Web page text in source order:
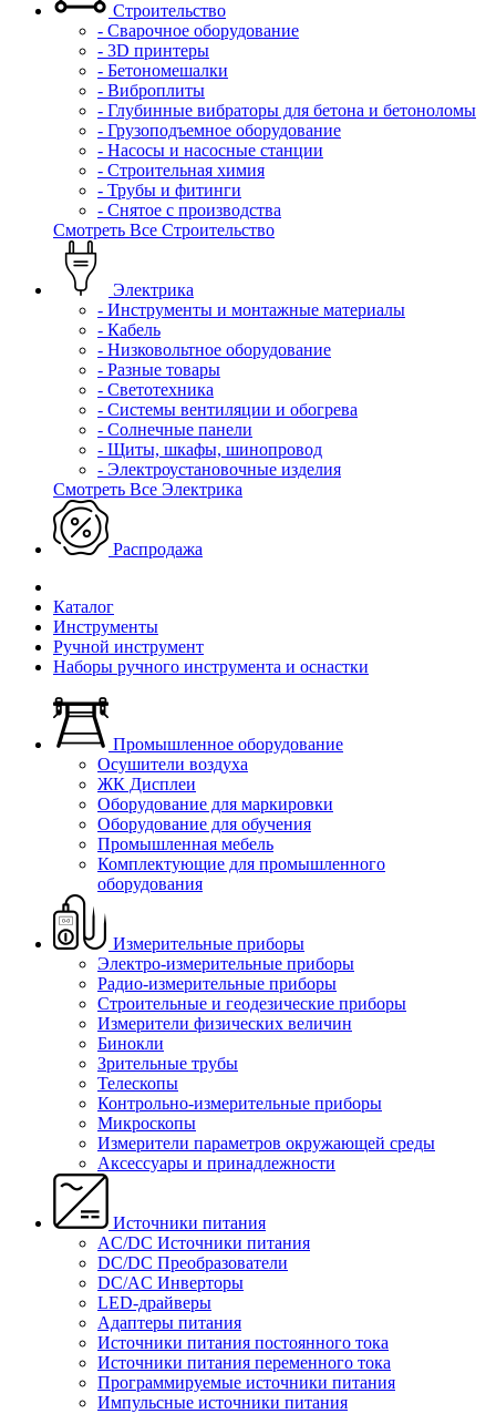
Строительство
- Сварочное оборудование
- 3D принтеры
- Бетономешалки
- Виброплиты
- Глубинные вибраторы для бетона и бетоноломы
- Грузоподъемное оборудование
- Насосы и насосные станции
- Строительная химия
- Трубы и фитинги
- Снятое с производства
Смотреть Все Строительство
Электрика
- Инструменты и монтажные материалы
- Кабель
- Низковольтное оборудование
- Разные товары
- Светотехника
- Системы вентиляции и обогрева
- Солнечные панели
- Щиты, шкафы, шинопровод
- Электроустановочные изделия
Смотреть Все Электрика
Распродажа
Каталог
Инструменты
Ручной инструмент
Наборы ручного инструмента и оснастки
Промышленное оборудование
Осушители воздуха
ЖК Дисплеи
Оборудование для маркировки
Оборудование для обучения
Промышленная мебель
Комплектующие для промышленного
оборудования
Измерительные приборы
Электро-измерительные приборы
Радио-измерительные приборы
Строительные и геодезические приборы
Измерители физических величин
Бинокли
Зрительные трубы
Телескопы
Контрольно-измерительные приборы
Микроскопы
Измерители параметров окружающей среды
Аксессуары и принадлежности
Источники питания
AC/DC Источники питания
DC/DC Преобразователи
DC/AC Инверторы
LED-драйверы
Адаптеры питания
Источники питания постоянного тока
Источники питания переменного тока
Программируемые источники питания
Импульсные источники питания